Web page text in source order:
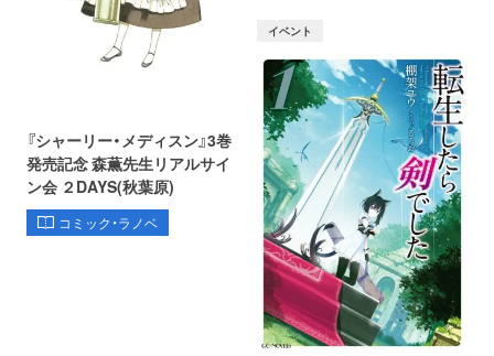
『シャーリー・メディスン』3巻
発売記念 森薫先生リアルサイ
ン会 ２DAYS(秋葉原)
コミック・ラノベ
イベント